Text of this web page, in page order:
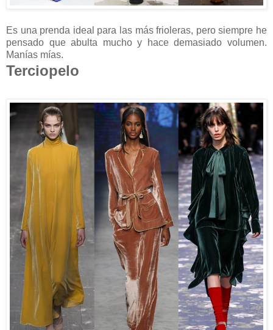
Es una prenda ideal para las más frioleras, pero siempre he
pensado que abulta mucho y hace demasiado volumen.
Manías mías.
Terciopelo